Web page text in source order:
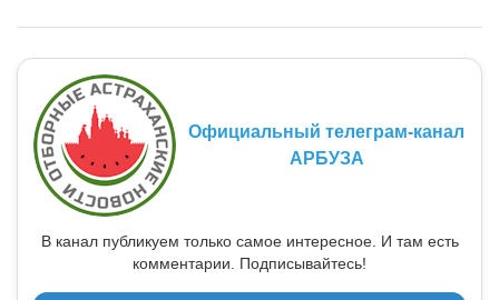
Официальный телеграм-канал
АРБУЗА
В канал публикуем только самое интересное. И там есть
комментарии. Подписывайтесь!